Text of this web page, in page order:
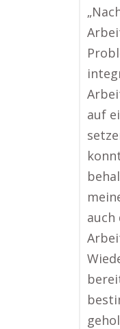
auf
auch